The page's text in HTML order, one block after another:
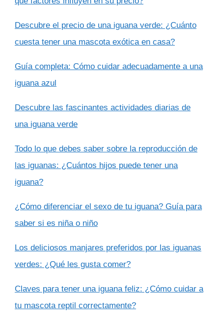
Descubre el precio de una iguana verde: ¿Cuánto
cuesta tener una mascota exótica en casa?
Guía completa: Cómo cuidar adecuadamente a una
iguana azul
Descubre las fascinantes actividades diarias de
una iguana verde
Todo lo que debes saber sobre la reproducción de
las iguanas: ¿Cuántos hijos puede tener una
iguana?
¿Cómo diferenciar el sexo de tu iguana? Guía para
saber si es niña o niño
Los deliciosos manjares preferidos por las iguanas
verdes: ¿Qué les gusta comer?
Claves para tener una iguana feliz: ¿Cómo cuidar a
tu mascota reptil correctamente?